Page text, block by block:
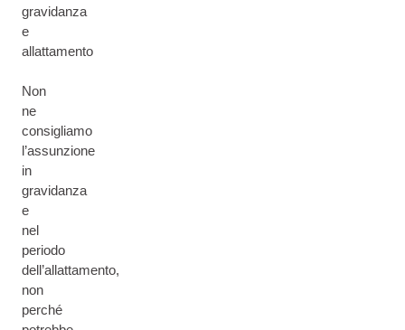
gravidanza
e
allattamento
Non
ne
consigliamo
l’assunzione
in
gravidanza
e
nel
periodo
dell’allattamento,
non
perché